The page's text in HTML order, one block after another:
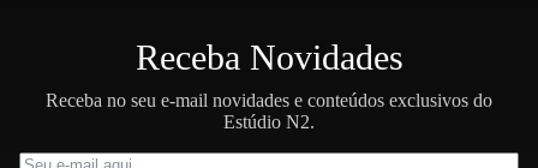
Receba Novidades
Receba no seu e-mail novidades e conteúdos exclusivos do
Estúdio N2.